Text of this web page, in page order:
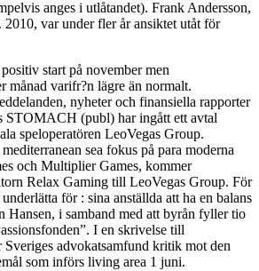
anges i utlåtandet). Frank Andersson,
2010, var under fler år ansiktet utåt för
start på november men
månad varifr?n lägre än normalt.
nyheter och finansiella rapporter
STOMACH (publ) har ingått ett avtal
speloperatören LeoVegas Group.
sea fokus på para moderna
och Multiplier Games, kommer
Relax Gaming till LeoVegas Group. För
för : sina anställda att ha en balans
Hansen, i samband med att byrån fyller tio
I en skrivelse till
advokatsamfund kritik mot den
som införs living area 1 juni.